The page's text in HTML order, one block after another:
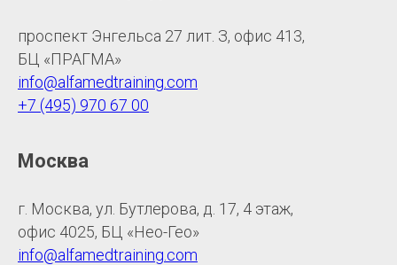
проспект Энгельса 27 лит. З, офис 413,
БЦ «ПРАГМА»
info@alfamedtraining.com
+7 (495) 970 67 00
Москва
г. Москва, ул. Бутлерова, д. 17, 4 этаж,
офис 4025, БЦ «Нео-Гео»
info@alfamedtraining.com